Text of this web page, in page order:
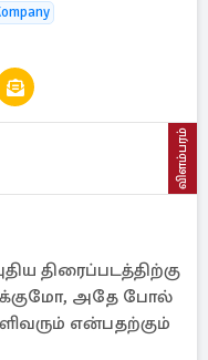
விளம்பரம்
திரைப்படத்திற்கு
அதே போல்
என்பதற்கும்